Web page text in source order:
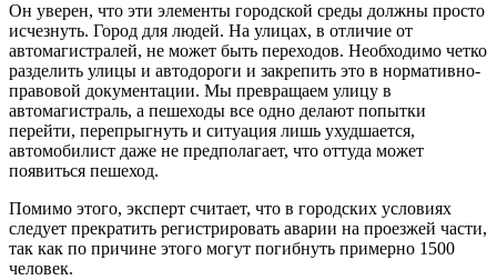
Он уверен, что эти элементы городской среды должны просто
исчезнуть. Город для людей. На улицах, в отличие от
автомагистралей, не может быть переходов. Необходимо четко
разделить улицы и автодороги и закрепить это в нормативно-
правовой документации. Мы превращаем улицу в
автомагистраль, а пешеходы все одно делают попытки
перейти, перепрыгнуть и ситуация лишь ухудшается,
автомобилист даже не предполагает, что оттуда может
появиться пешеход.
Помимо этого, эксперт считает, что в городских условиях
следует прекратить регистрировать аварии на проезжей части,
так как по причине этого могут погибнуть примерно 1500
человек.